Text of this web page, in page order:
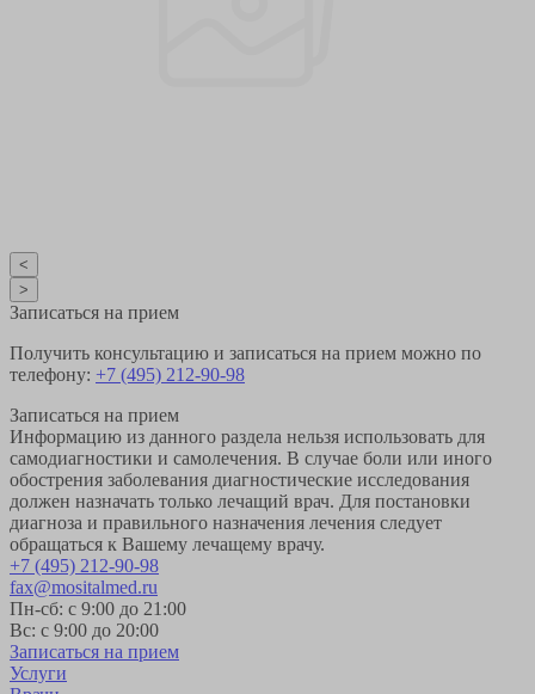
<
>
Записаться на прием
Получить консультацию и записаться на прием можно по
телефону: +7 (495) 212-90-98
Записаться на прием
Информацию из данного раздела нельзя использовать для
самодиагностики и самолечения. В случае боли или иного
обострения заболевания диагностические исследования
должен назначать только лечащий врач. Для постановки
диагноза и правильного назначения лечения следует
обращаться к Вашему лечащему врачу.
+7 (495) 212-90-98
fax@mositalmed.ru
Пн-сб: с 9:00 до 21:00
Вс: с 9:00 до 20:00
Записаться на прием
Услуги